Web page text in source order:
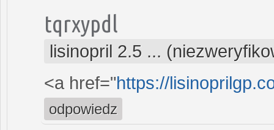
tqrxypdl
lisinopril 2.5 ...
<a href="https://
odpowiedz